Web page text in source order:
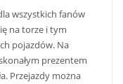
wszystkich fanów
na torze i tym
pojazdów. Na
prezentem
Przejazdy można